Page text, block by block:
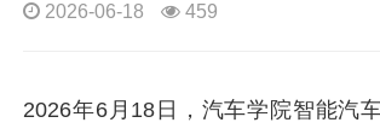
2026-06-18 459
2026年6月18日，汽车学院智能汽